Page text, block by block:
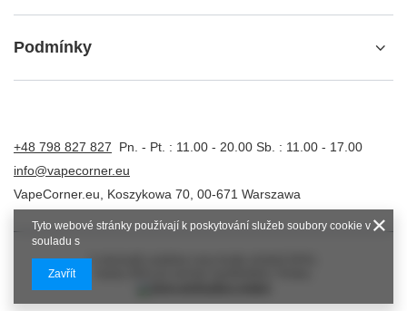
Podmínky
+48 798 827 827
Pn. - Pt. : 11.00 - 20.00 Sb. : 11.00 - 17.00
info@vapecorner.eu
VapeCorner.eu
Koszykowa 70 00-671 Warszawa
V obchodě uvádíme ceny brutto (včetně DPH).
Tyto webové stránky používají k poskytování služeb soubory cookie v
souladu s
Zavřít